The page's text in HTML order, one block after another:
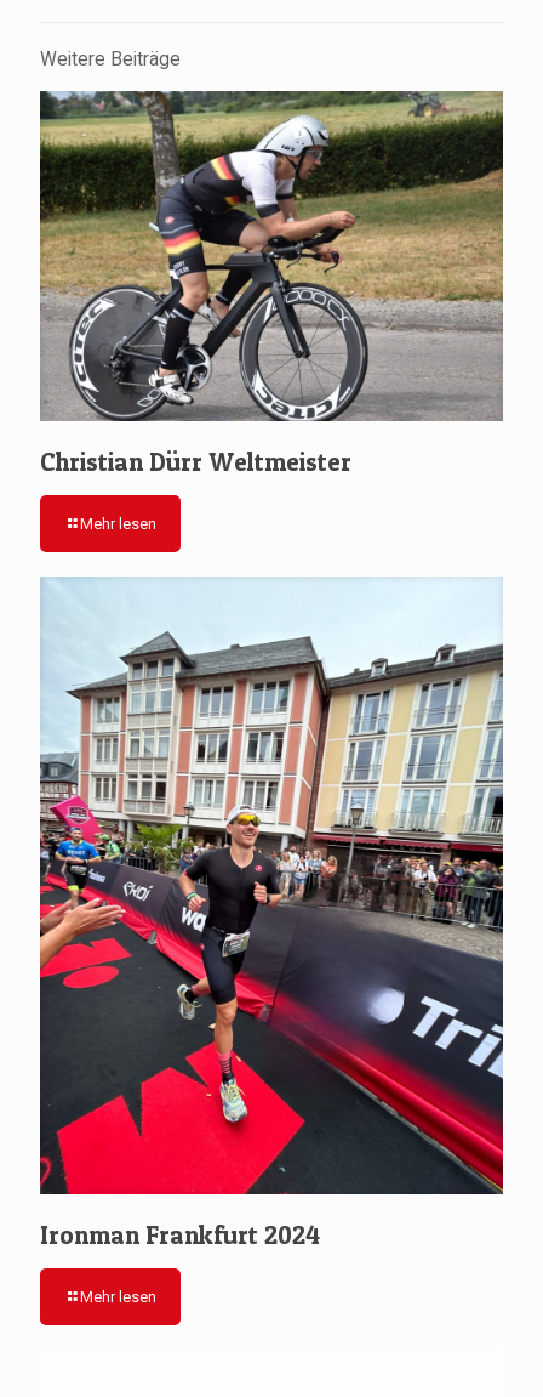
Weitere Beiträge
Christian Dürr Weltmeister
Mehr lesen
Ironman Frankfurt 2024
Mehr lesen